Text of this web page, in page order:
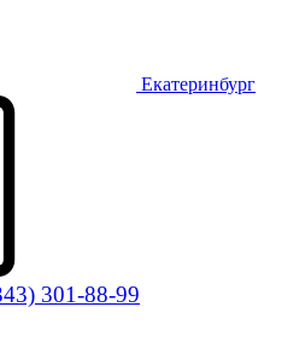
Екатеринбург
301-88-99